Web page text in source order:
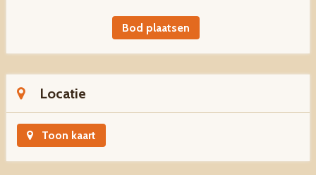
Bod plaatsen
Locatie
Toon kaart